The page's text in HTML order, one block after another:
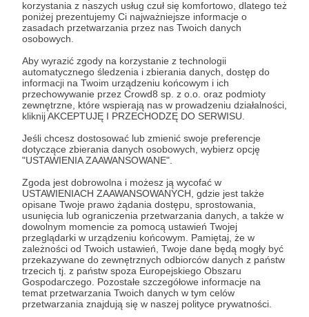
korzystania z naszych usług czuł się komfortowo, dlatego też
poniżej prezentujemy Ci najważniejsze informacje o
zasadach przetwarzania przez nas Twoich danych
osobowych.
Aby wyrazić zgody na korzystanie z technologii
automatycznego śledzenia i zbierania danych, dostęp do
informacji na Twoim urządzeniu końcowym i ich
przechowywanie przez Crowd8 sp. z o.o. oraz podmioty
zewnętrzne, które wspierają nas w prowadzeniu działalności,
kliknij AKCEPTUJĘ I PRZECHODZĘ DO SERWISU.
Jeśli chcesz dostosować lub zmienić swoje preferencje
dotyczące zbierania danych osobowych, wybierz opcję
"USTAWIENIA ZAAWANSOWANE".
Zgoda jest dobrowolna i możesz ją wycofać w
USTAWIENIACH ZAAWANSOWANYCH, gdzie jest także
opisane Twoje prawo żądania dostępu, sprostowania,
usunięcia lub ograniczenia przetwarzania danych, a także w
dowolnym momencie za pomocą ustawień Twojej
przeglądarki w urządzeniu końcowym. Pamiętaj, że w
zależności od Twoich ustawień, Twoje dane będą mogły być
przekazywane do zewnętrznych odbiorców danych z państw
trzecich tj. z państw spoza Europejskiego Obszaru
Gospodarczego. Pozostałe szczegółowe informacje na
temat przetwarzania Twoich danych w tym celów
przetwarzania znajdują się w naszej polityce prywatności.
Wyjaśnię na luty!
Trochę o tym, co było, trochę o tym, co będzie... I
oczywiście trochę o kosmosie: pozwól, że wyjaśnię!
Brak komentarzy